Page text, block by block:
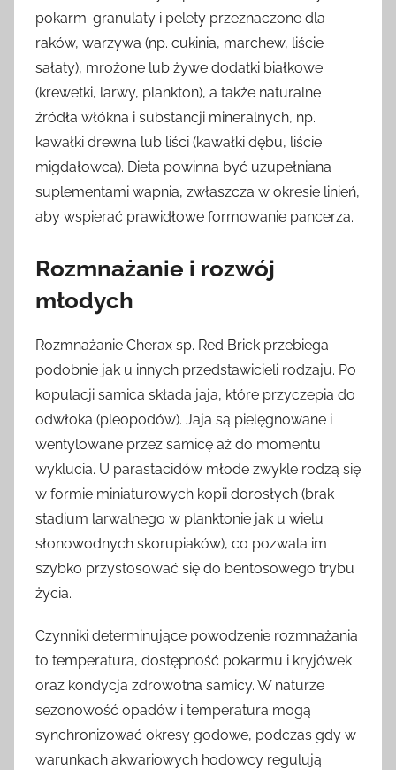
pokarm: granulaty i pelety przeznaczone dla
raków, warzywa (np. cukinia, marchew, liście
sałaty), mrożone lub żywe dodatki białkowe
(krewetki, larwy, plankton), a także naturalne
źródła włókna i substancji mineralnych, np.
kawałki drewna lub liści (kawałki dębu, liście
migdałowca). Dieta powinna być uzupełniana
suplementami wapnia, zwłaszcza w okresie linień,
aby wspierać prawidłowe formowanie pancerza.
Rozmnażanie i rozwój
młodych
Rozmnażanie Cherax sp. Red Brick przebiega
podobnie jak u innych przedstawicieli rodzaju. Po
kopulacji samica składa jaja, które przyczepia do
odwłoka (pleopodów). Jaja są pielęgnowane i
wentylowane przez samicę aż do momentu
wyklucia. U parastacidów młode zwykle rodzą się
w formie miniaturowych kopii dorosłych (brak
stadium larwalnego w planktonie jak u wielu
słonowodnych skorupiaków), co pozwala im
szybko przystosować się do bentosowego trybu
życia.
Czynniki determinujące powodzenie rozmnażania
to temperatura, dostępność pokarmu i kryjówek
oraz kondycja zdrowotna samicy. W naturze
sezonowość opadów i temperatura mogą
synchronizować okresy godowe, podczas gdy w
warunkach akwariowych hodowcy regulują